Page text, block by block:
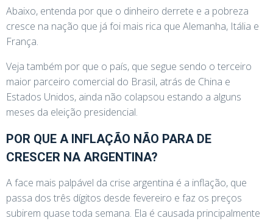
Abaixo, entenda por que o dinheiro derrete e a pobreza
cresce na nação que já foi mais rica que Alemanha, Itália e
França.
Veja também por que o país, que segue sendo o terceiro
maior parceiro comercial do Brasil, atrás de China e
Estados Unidos, ainda não colapsou estando a alguns
meses da eleição presidencial.
POR QUE A INFLAÇÃO NÃO PARA DE
CRESCER NA ARGENTINA?
A face mais palpável da crise argentina é a inflação, que
passa dos três dígitos desde fevereiro e faz os preços
subirem quase toda semana. Ela é causada principalmente